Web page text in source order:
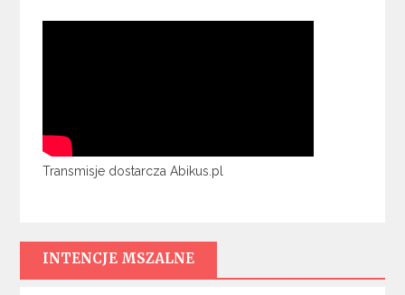
Transmisje dostarcza Abikus.pl
INTENCJE MSZALNE